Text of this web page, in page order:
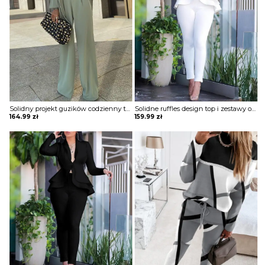
Solidny projekt guzików codzienny top i zestawy spodni z wysokim stanem komplet Yen
164.99 zł
Solidne ruffles design top i zestawy obcisłych ołówkowych spodni komplet Henrika
159.99 zł